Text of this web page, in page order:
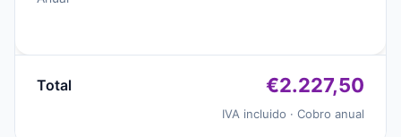
Total €2.227,50
IVA incluido · Cobro anual